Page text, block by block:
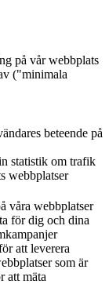
på vår webbplats
("minimala
beteende på
statistik om trafik
webbplatser
våra webbplatser
för dig och dina
att leverera
som är
att mäta